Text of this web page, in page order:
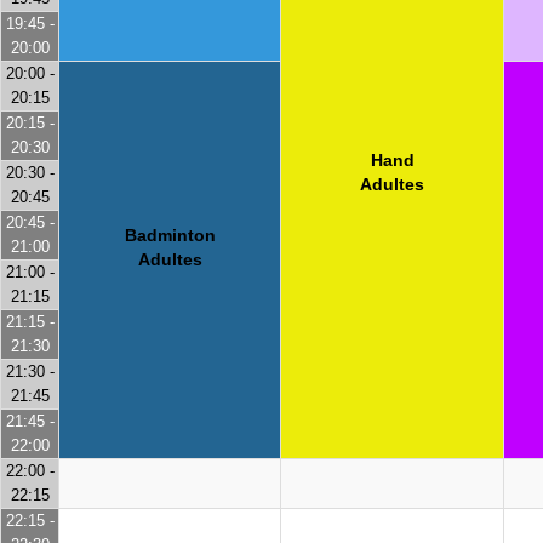
Hand
Adultes
19:45 -
20:00
20:00 -
20:15
Badminton
Adultes
20:15 -
20:30
20:30 -
20:45
20:45 -
21:00
21:00 -
21:15
21:15 -
21:30
21:30 -
21:45
21:45 -
22:00
22:00 -
22:15
22:15 -